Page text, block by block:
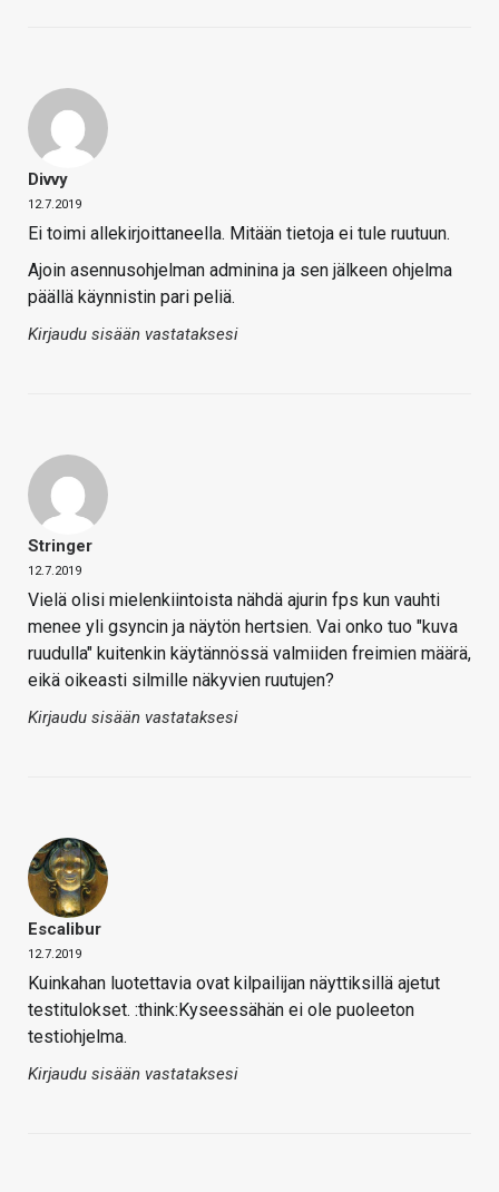
Divvy
12.7.2019
Ei toimi allekirjoittaneella. Mitään tietoja ei tule ruutuun.
Ajoin asennusohjelman adminina ja sen jälkeen ohjelma
päällä käynnistin pari peliä.
Kirjaudu sisään vastataksesi
Stringer
12.7.2019
Vielä olisi mielenkiintoista nähdä ajurin fps kun vauhti
menee yli gsyncin ja näytön hertsien. Vai onko tuo "kuva
ruudulla" kuitenkin käytännössä valmiiden freimien määrä,
eikä oikeasti silmille näkyvien ruutujen?
Kirjaudu sisään vastataksesi
Escalibur
12.7.2019
Kuinkahan luotettavia ovat kilpailijan näyttiksillä ajetut
testitulokset. :think:Kyseessähän ei ole puoleeton
testiohjelma.
Kirjaudu sisään vastataksesi